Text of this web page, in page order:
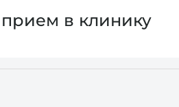
в клинику